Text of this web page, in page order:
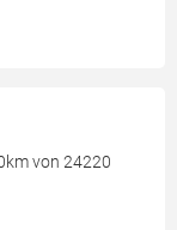
von 24220